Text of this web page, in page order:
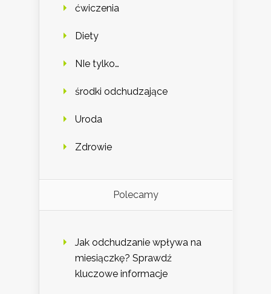
ćwiczenia
Diety
NIe tylko…
środki odchudzające
Uroda
Zdrowie
Polecamy
Jak odchudzanie wpływa na
miesiączkę? Sprawdź
kluczowe informacje